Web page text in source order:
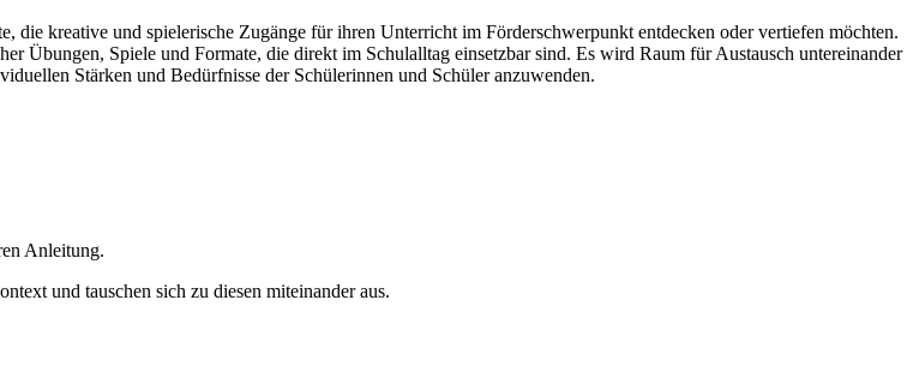
die kreative und spielerische Zugänge für ihren Unterricht im Förderschwerpunkt entdecken oder vertiefen möchten.
Übungen, Spiele und Formate, die direkt im Schulalltag einsetzbar sind. Es wird Raum für Austausch untereinander
Stärken und Bedürfnisse der Schülerinnen und Schüler anzuwenden.
Anleitung.
und tauschen sich zu diesen miteinander aus.